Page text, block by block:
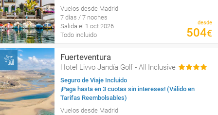
Vuelos desde Madrid
7 días / 7 noches
Salida el 1 oct 2026
Todo incluido
desde
504€
Fuerteventura
Hotel Livvo Jandía Golf - All Inclusive
Seguro de Viaje Incluido
¡Paga hasta en 3 cuotas sin intereses! (Válido en
Tarifas Reembolsables)
Vuelos desde Madrid